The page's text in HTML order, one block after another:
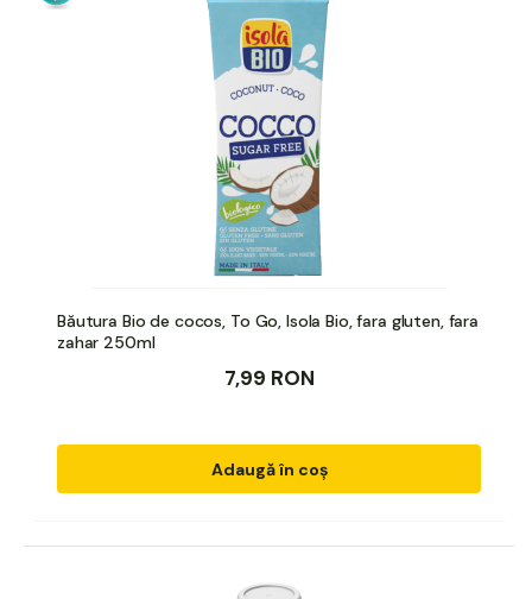
Băutura Bio de cocos, To Go, Isola Bio, fara gluten, fara
zahar 250ml
7,99 RON
Adaugă în coș